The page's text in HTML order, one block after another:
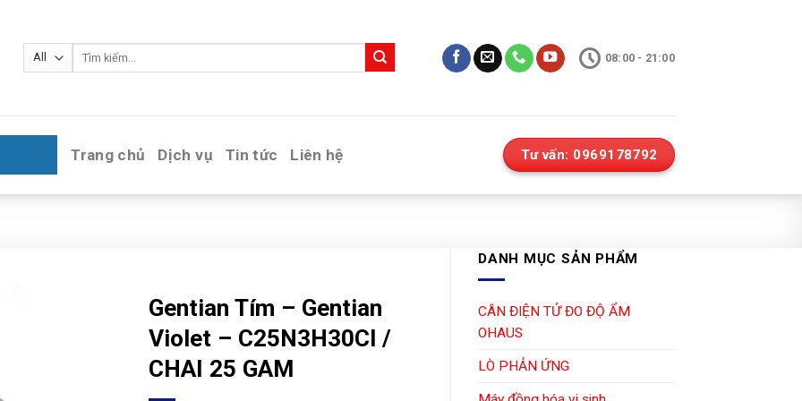
Tìm
08:00 - 21:00
Trang chủ Dịch vụ Tin tức Liên hệ Tư vấn: 0969178792
DANH MỤC SẢN PHẨM
CÂN ĐIỆN TỬ ĐO ĐỘ ẨM
OHAUS
LÒ PHẢN ỨNG
Gentian Tím – Gentian
Violet – C25N3H30Cl /
CHAI 25 GAM